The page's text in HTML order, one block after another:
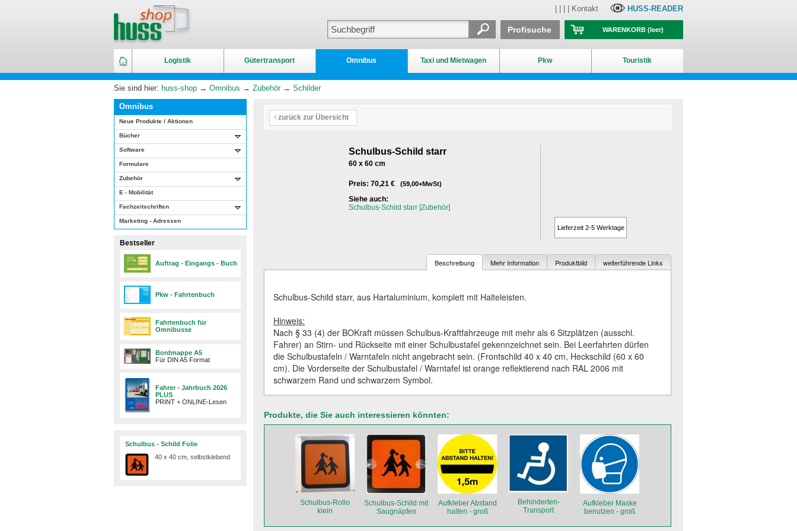
Logistik Gütertransport Omnibus Taxi und Mietwagen Pkw Touristik
Kontakt HUSS-READER
WARENKORB(leer)
Profisuche
Sie sind hier: huss-shop → Omnibus → Zubehör→ Schilder
Omnibus
Neue Produkte / Aktionen
Bücher
Software
Formulare
Zubehör
E - Mobilität
Fachzeitschriften
Marketing - Adressen
Bestseller
Auftrag - Eingangs - Buch
Pkw - Fahrtenbuch
Fahrtenbuch für
Omnibusse
Bordmappe A5
Für DIN A5 Format
Fahrer - Jahrbuch 2026
PLUS
PRINT + ONLINE-Lesen
Schulbus - Schild Folie
40 x 40 cm, selbstklebend
zurück zur Übersicht
Schulbus-Schild starr
60 x 60 cm
Preis: 70,21 € (59,00+MwSt)
Siehe auch:
Schulbus-Schild starr [Zubehör]
Lieferzeit 2-5 Werktage
Beschreibung Mehr Information Produktbild weiterführende Links
Schulbus-Schild starr, aus Hartaluminium, komplett mit Halteleisten.
Hinweis:
Nach § 33 (4) der BOKraft müssen Schulbus-Kraftfahrzeuge mit mehr als 6 Sitzplätzen (ausschl.
Fahrer) an Stirn- und Rückseite mit einer Schulbustafel gekennzeichnet sein. Bei Leerfahrten dürfen
die Schulbustafeln / Warntafeln nicht angebracht sein. (Frontschild 40 x 40 cm, Heckschild (60 x 60
cm). Die Vorderseite der Schulbustafel / Warntafel ist orange reflektierend nach RAL 2006 mit
schwarzem Rand und schwarzem Symbol.
Produkte, die Sie auch interessieren könnten:
Schulbus-Rollo
klein
Schulbus-Schild mit
Saugnäpfen
Aufkleber Abstand
halten - groß
Behinderten-
Transport
Aufkleber Maske
benutzen - groß